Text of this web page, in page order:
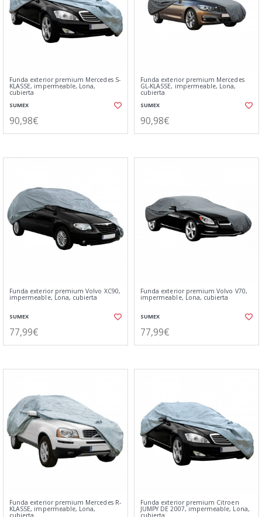
Funda exterior premium Mercedes S-
KLASSE, impermeable, Lona,
cubierta
SUMEX
90,98€
Funda exterior premium Mercedes
GL-KLASSE, impermeable, Lona,
cubierta
SUMEX
90,98€
Funda exterior premium Volvo XC90,
impermeable, Lona, cubierta
SUMEX
77,99€
Funda exterior premium Volvo V70,
impermeable, Lona, cubierta
SUMEX
77,99€
Funda exterior premium Mercedes R-
KLASSE, impermeable, Lona,
cubierta
Funda exterior premium Citroen
JUMPY DE 2007, impermeable, Lona,
cubierta